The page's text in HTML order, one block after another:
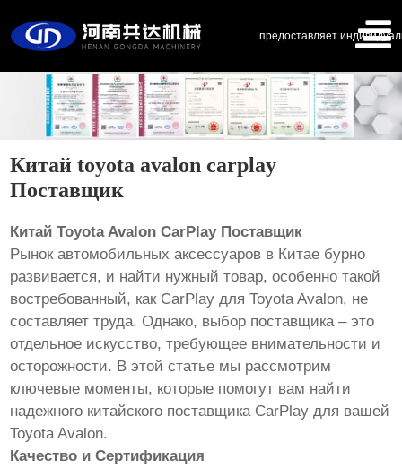
предоставляет
Китай toyota avalon carplay
Поставщик
Китай Toyota Avalon CarPlay Поставщик
Рынок автомобильных аксессуаров в Китае бурно
развивается, и найти нужный товар, особенно такой
востребованный, как CarPlay для Toyota Avalon, не
составляет труда. Однако, выбор поставщика – это
отдельное искусство, требующее внимательности и
осторожности. В этой статье мы рассмотрим
ключевые моменты, которые помогут вам найти
надежного китайского поставщика CarPlay для вашей
Toyota Avalon.
Качество и Сертификация